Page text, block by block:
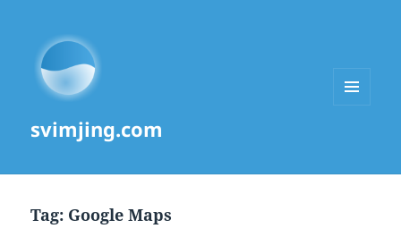
svimjing.com
Tag: Google Maps